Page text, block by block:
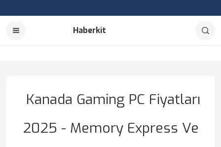
Haberkit
Kanada Gaming PC Fiyatları
2025 - Memory Express Ve